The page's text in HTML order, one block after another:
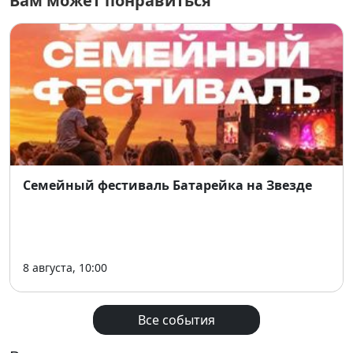
настроением 💚
Основная информация:
📅 Даты: 13–14 июня 2026
📍 Место: ДК «Прогресс», Красный проспект,
167 (м. Заельцовская)
🎫 Вход: 100 ₽ (до 14 лет — бесплатно)
🎟 Билет действует оба дня
Семейный фестиваль Батарейка на Звезде
8 августа, 10:00
Все события